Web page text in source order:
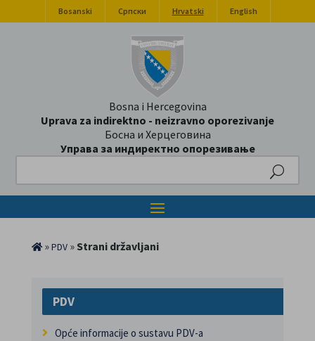
Bosanski Српски Hrvatski English
Bosna i Hercegovina
Uprava za indirektno - neizravno oporezivanje
Босна и Херцеговина
Управа за индиректно опорезивање
»PDV» Strani državljani
PDV
Opće informacije o sustavu PDV-a